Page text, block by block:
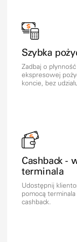
Szybka
Zadbaj o
ekspresowej
koncie, bez
Cashback -
terminala
Udostępnij
pomocą
cashback.